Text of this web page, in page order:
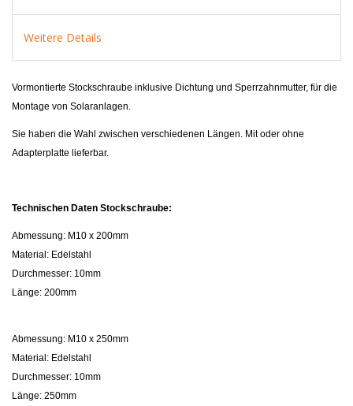
Weitere Details
Vormontierte Stockschraube inklusive Dichtung und Sperrzahnmutter, für die
Montage von Solaranlagen.
Sie haben die Wahl zwischen verschiedenen Längen. Mit oder ohne
Adapterplatte lieferbar.
Technischen Daten Stockschraube:
Abmessung: M10 x 200mm
Material: Edelstahl
Durchmesser: 10mm
Länge: 200mm
Abmessung: M10 x 250mm
Material: Edelstahl
Durchmesser: 10mm
Länge: 250mm